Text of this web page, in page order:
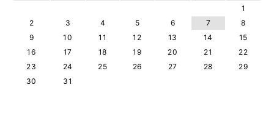
1
2
3 4 5 6 7
8
9
10 11 12 13 14
15
16
17 18 19 20 21
22
23
24 25 26 27 28
29
30
31